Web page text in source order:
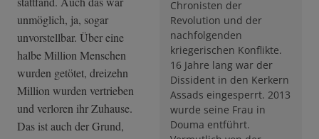
Chronisten der
Revolution und der
nachfolgenden
kriegerischen Konflikte.
16 Jahre lang war der
Dissident in den Kerkern
Assads eingesperrt. 2013
wurde seine Frau in
Douma entführt.
unmöglich, ja, sogar
unvorstellbar. Über eine
halbe Million Menschen
wurden getötet, dreizehn
Million wurden vertrieben
und verloren ihr Zuhause.
Das ist auch der Grund,